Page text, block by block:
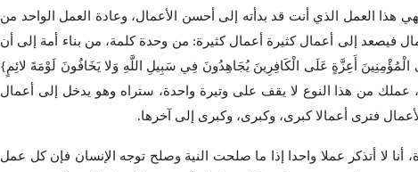
هذا العمل الذي أنت قد بدأته إلى أحسن الأعمال، وعادة العمل الواحد من
فيصعد إلى أعمال كثيرة أعمال كثيرة: من وحدة كلمة، من بناء أمة إلى أن
أَعِزَّةٍ عَلَى الْكَافِرِينَ يُجَاهِدُونَ فِي سَبِيلِ اللَّهِ وَلا يَخَافُونَ لَوْمَةَ لائِمٍ}
نفسها، عملك من هذا النوع لا يقف على وتيرة واحدة، ستراه وهو يدخل إلى أعمال
فترى أعمالا كبرى، وكبرى، وكبرى إلى آخرها.
لا أتذكر عملا واحدا إذا ما صلحت النية وصلح توجه الإنسان فإن كل عمل